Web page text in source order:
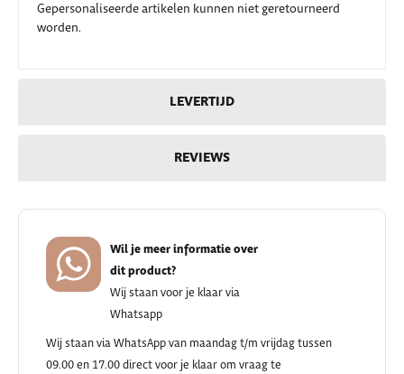
LEVERTIJD
REVIEWS
Gepersonaliseerde artikelen kunnen niet geretourneerd
worden.
Wil je meer informatie over
dit product?
Wij staan voor je klaar via
Whatsapp
Wij staan via WhatsApp van maandag t/m vrijdag tussen
09.00 en 17.00 direct voor je klaar om vraag te